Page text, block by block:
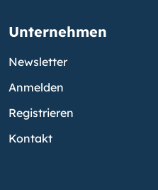
Unternehmen
Newsletter
Anmelden
Registrieren
Kontakt